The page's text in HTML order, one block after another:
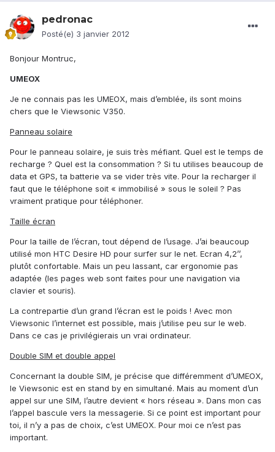
pedronac
Posté(e) 3 janvier 2012
Bonjour Montruc,
UMEOX
Je ne connais pas les UMEOX, mais d’emblée, ils sont moins
chers que le Viewsonic V350.
Panneau solaire
Pour le panneau solaire, je suis très méfiant. Quel est le temps de
recharge ? Quel est la consommation ? Si tu utilises beaucoup de
data et GPS, ta batterie va se vider très vite. Pour la recharger il
faut que le téléphone soit « immobilisé » sous le soleil ? Pas
vraiment pratique pour téléphoner.
Taille écran
Pour la taille de l’écran, tout dépend de l’usage. J’ai beaucoup
utilisé mon HTC Desire HD pour surfer sur le net. Ecran 4,2’’,
plutôt confortable. Mais un peu lassant, car ergonomie pas
adaptée (les pages web sont faites pour une navigation via
clavier et souris).
La contrepartie d’un grand l’écran est le poids ! Avec mon
Viewsonic l’internet est possible, mais j’utilise peu sur le web.
Dans ce cas je privilégierais un vrai ordinateur.
Double SIM et double appel
Concernant la double SIM, je précise que différemment d’UMEOX,
le Viewsonic est en stand by en simultané. Mais au moment d’un
appel sur une SIM, l’autre devient « hors réseau ». Dans mon cas
l’appel bascule vers la messagerie. Si ce point est important pour
toi, il n’y a pas de choix, c’est UMEOX. Pour moi ce n’est pas
important.